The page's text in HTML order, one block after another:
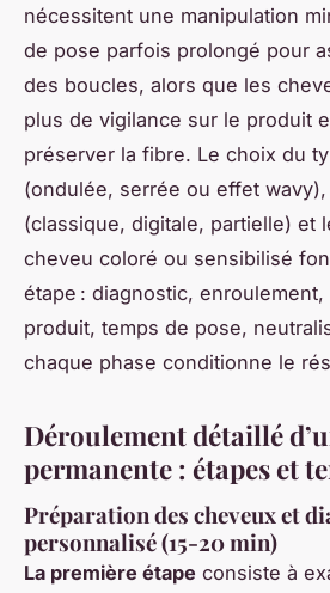
nécessitent une manipulation
de pose parfois prolongé pour
des boucles, alors que les
plus de vigilance sur le produit
préserver la fibre. Le choix du
(ondulée, serrée ou effet
(classique, digitale, partielle) et
cheveu coloré ou sensibilisé
étape : diagnostic,
produit, temps de pose,
chaque phase conditionne le
Déroulement détaillé
permanente : étapes et
Préparation des cheveux et
personnalisé (15-20 min)
La première étape consiste à